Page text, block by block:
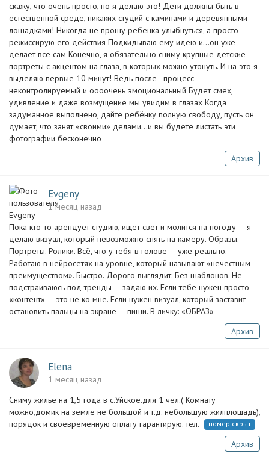
скажу, что очень просто, но я делаю это! Дети должны быть в
естественной среде, никаких студий с каминами и деревянными
лошадками! Никогда не прошу ребенка улыбнуться, а просто
режиссирую его действия Подкидываю ему идею и…он уже
делает все сам Конечно, я обязательно сниму крупные детские
портреты с акцентом на глаза, в которых можно утонуть. И на это я
выделяю первые 10 минут! Ведь после - процесс
неконтролируемый и оооочень эмоциональный Будет смех,
удивление и даже возмущение мы увидим в глазах Когда
задуманное выполнено, дайте ребёнку полную свободу, пусть он
думает, что занят «своими» делами…и вы будете листать эти
фотографии бесконечно
Архив
Evgeny
1 месяц назад
Пока кто-то арендует студию, ищет свет и молится на погоду — я
делаю визуал, который невозможно снять на камеру. Образы.
Портреты. Ролики. Всё, что у тебя в голове — уже реально.
Работаю в нейросетях на уровне, который называют «нечестным
преимуществом». Быстро. Дорого выглядит. Без шаблонов. Не
подстраиваюсь под тренды — задаю их. Если тебе нужен просто
«контент» — это не ко мне. Если нужен визуал, который заставит
остановить пальцы на экране — пиши. В личку: «ОБРАЗ»
Архив
Elena
1 месяц назад
Сниму жилье на 1,5 года в с.Уйское.для 1 чел.( Комнату
можно,домик на земле не большой и т.д. небольшую жилплощадь),
порядок и своевременную оплату гарантирую. тел.
номер скрыт
Архив